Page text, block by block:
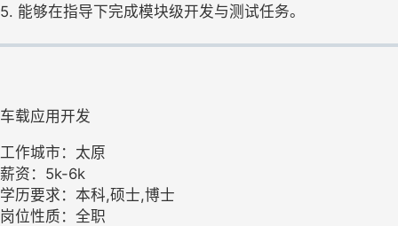
5. 能够在指导下完成模块级开发与测试任务。
车载应用开发
工作城市：太原
薪资：5k-6k
学历要求：本科,硕士,博士
岗位性质：全职